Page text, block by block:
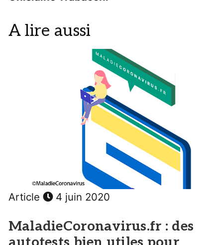
A lire aussi
Article 4 juin 2020
MaladieCoronavirus.fr : des